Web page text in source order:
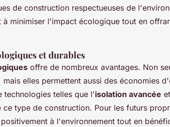
de construction respectueuses de
minimiser l'impact écologique tout en
et durables
offre de nombreux avantages. Non
elles permettent aussi des économies
technologies telles que l'isolation avancée
type de construction. Pour les futurs
à l'environnement tout en